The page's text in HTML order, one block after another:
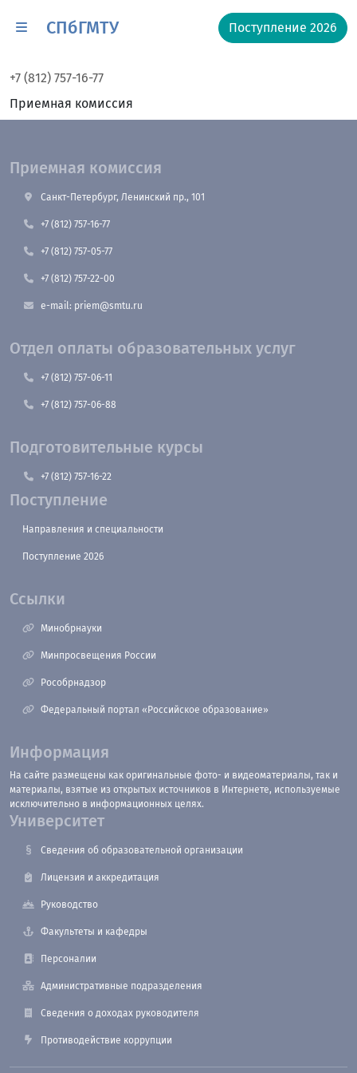
СПбГМТУ Поступление 2026
+7 (812) 757-16-77
Приемная комиссия
Приемная комиссия
Санкт-Петербург, Ленинский пр., 101
+7 (812) 757-16-77
+7 (812) 757-05-77
+7 (812) 757-22-00
e-mail: priem@smtu.ru
Отдел оплаты образовательных услуг
+7 (812) 757-06-11
+7 (812) 757-06-88
Подготовительные курсы
+7 (812) 757-16-22
Поступление
Направления и специальности
Поступление 2026
Ссылки
Минобрнауки
Минпросвещения России
Рособрнадзор
Федеральный портал «Российское образование»
Информация
На сайте размещены как оригинальные фото- и видеоматериалы, так и
материалы, взятые из открытых источников в Интернете, используемые
исключительно в информационных целях.
Университет
Сведения об образовательной организации
Лицензия и аккредитация
Руководство
Факультеты и кафедры
Персоналии
Административные подразделения
Сведения о доходах руководителя
Противодействие коррупции